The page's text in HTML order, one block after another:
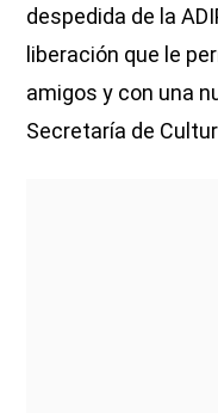
despedida de la
liberación que le
amigos y con una
Secretaría de